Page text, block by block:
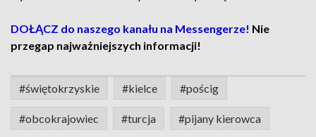
DOŁĄCZ do naszego kanału na Messengerze! Nie
przegap najważniejszych informacji!
#świętokrzyskie #kielce #pościg
#obcokrajowiec #turcja #pijany kierowca